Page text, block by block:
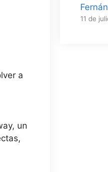
a
un
11 de